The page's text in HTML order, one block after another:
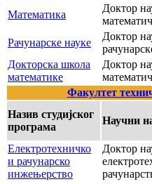
Математика
Доктор
Рачунарске науке
Доктор
Докторска школа
математике
Доктор
Факултет
Назив студијског
програма
Научни
Електротехничко
и рачунарско
инжењерство
Доктор